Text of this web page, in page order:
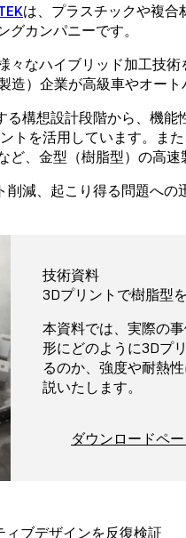
は、プラスチックや複合
カンパニーです。
々なハイブリッド加工技
造）企業が高級車やオート
る構想設計段階から、機
トを活用しています。ま
、金型（樹脂型）の高速
削減、起こり得る問題へ
技術資料
3Dプリントで樹脂型
本資料では、実際の
形にどのように3Dプ
るのか、強度や耐熱
説いたします。
ダウンロードペ
ブデザインを反復検証